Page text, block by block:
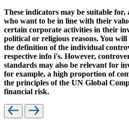
These indicators may be suitable for,
who want to be in line with their
certain corporate activities in their
political or religious reasons. You
the definition of the individual
respective info i's. However,
standards may also be relevant for
for example, a high proportion of
the principles of the UN Global
financial risk.